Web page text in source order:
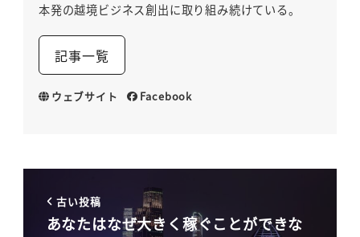
本発の越境ビジネス創出に取り組み続けている。
記事一覧
ウェブサイト Facebook
古い投稿
あなたはなぜ大きく稼ぐことができな